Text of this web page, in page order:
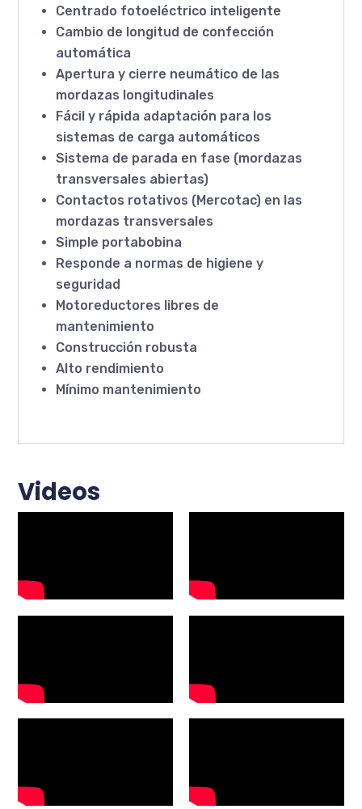
Centrado fotoeléctrico inteligente
Cambio de longitud de confección
automática
Apertura y cierre neumático de las
mordazas longitudinales
Fácil y rápida adaptación para los
sistemas de carga automáticos
Sistema de parada en fase (mordazas
transversales abiertas)
Contactos rotativos (Mercotac) en las
mordazas transversales
Simple portabobina
Responde a normas de higiene y
seguridad
Motoreductores libres de
mantenimiento
Construcción robusta
Alto rendimiento
Mínimo mantenimiento
Videos